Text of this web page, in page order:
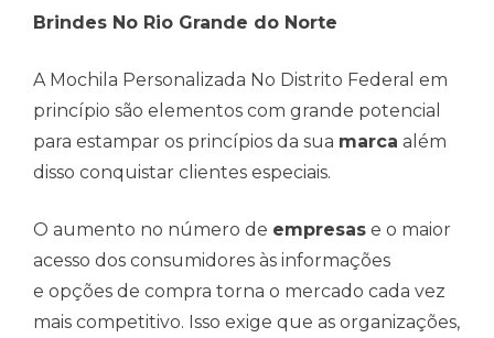
Brindes No Rio Grande do Norte
A Mochila Personalizada No Distrito Federal em
princípio são elementos com grande potencial
para estampar os princípios da sua marca além
disso conquistar clientes especiais.
O aumento no número de empresas e o maior
acesso dos consumidores às informações
e opções de compra torna o mercado cada vez
mais competitivo. Isso exige que as organizações,